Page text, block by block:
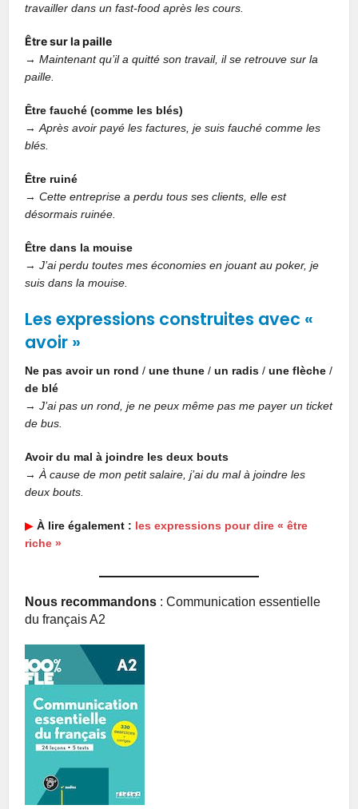
travailler dans un fast-food après les cours.
Être sur la paille
→Maintenant qu’il a quitté son travail, il se retrouve sur la
paille.
Être fauché (comme les blés)
→Après avoir payé les factures, je suis fauché comme les
blés.
Être ruiné
→Cette entreprise a perdu tous ses clients, elle est
désormais ruinée.
Être dans la mouise
→J’ai perdu toutes mes économies en jouant au poker, je
suis dans la mouise.
Les expressions construites avec «
avoir »
Ne pas avoir un rond/ une thune/ un radis/ une flèche/
de blé
→J’ai pas un rond, je ne peux même pas me payer un ticket
de bus.
Avoir du mal à joindre les deux bouts
→À cause de mon petit salaire, j’ai du mal à joindre les
deux bouts.
▶︎ À lire également : les expressions pour dire « être
riche »
Nous recommandons : Communication essentielle
du français A2